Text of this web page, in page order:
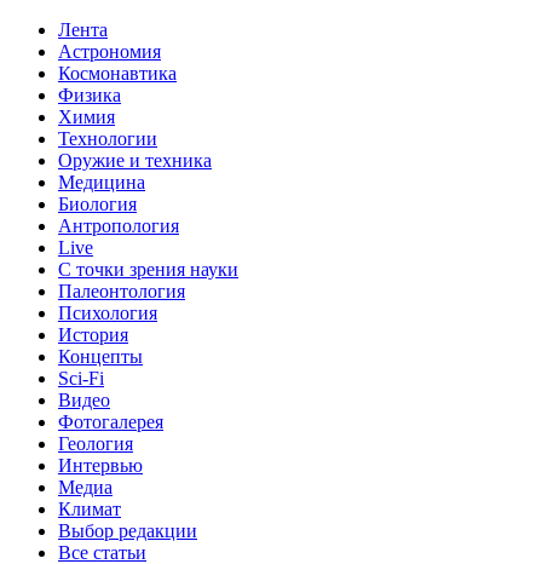
Лента
Астрономия
Космонавтика
Физика
Химия
Технологии
Оружие и техника
Медицина
Биология
Антропология
Live
С точки зрения науки
Палеонтология
Психология
История
Концепты
Sci-Fi
Видео
Фотогалерея
Геология
Интервью
Медиа
Климат
Выбор редакции
Все статьи